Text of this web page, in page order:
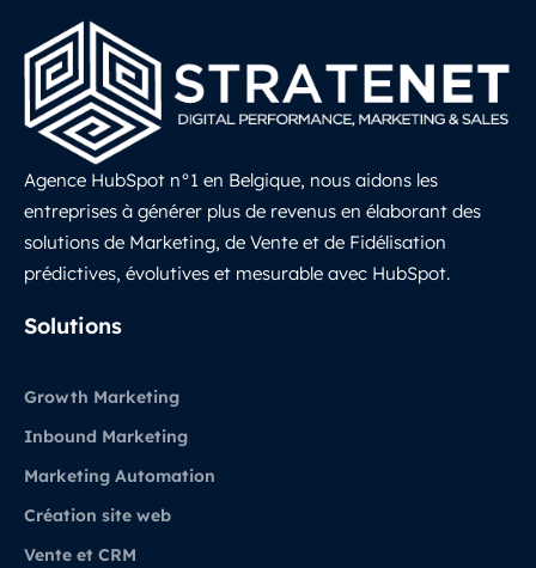
Agence HubSpot n°1 en Belgique, nous aidons les
entreprises à générer plus de revenus en élaborant des
solutions de Marketing, de Vente et de Fidélisation
prédictives, évolutives et mesurable avec HubSpot.
Solutions
Growth Marketing
Inbound Marketing
Marketing Automation
Création site web
Vente et CRM